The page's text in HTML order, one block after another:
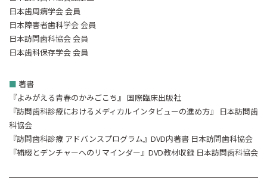
日本歯周病学会 会員
日本障害者歯科学会 会員
日本訪問歯科協会 会員
日本歯科保存学会 会員
■ 著書
『よみがえる青春のかみごこち』 国際臨床出版社
『訪問歯科診療におけるメディカルインタビューの進め方』 日本訪問歯
科協会
『訪問歯科診療 アドバンスプログラム』DVD内著書 日本訪問歯科協会
『補綴とデンチャーへのリマインダー』DVD教材収録 日本訪問歯科協会